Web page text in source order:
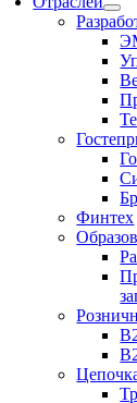
Финтех